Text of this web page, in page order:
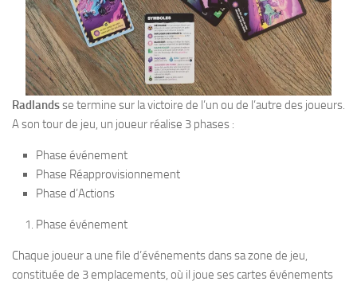
Radlandsse termine sur la victoire de l’un ou de l’autre des joueurs.
A son tour de jeu, un joueur réalise 3 phases :
Phase événement
Phase Réapprovisionnement
Phase d’Actions
Phase événement
Chaque joueur a une file d’événements dans sa zone de jeu,
constituée de 3 emplacements, où il joue ses cartes événements